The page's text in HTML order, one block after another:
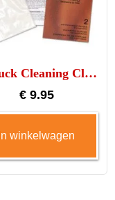
Nubuck Cleaning Cloth
€9.95
In winkelwagen